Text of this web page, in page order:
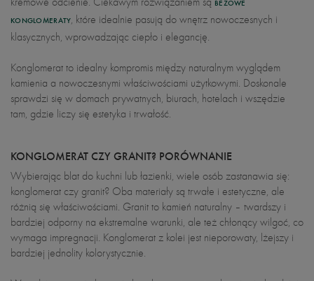
BEŻOWE
KONGLOMERATY
, które idealnie pasują do wnętrz nowoczesnych i
klasycznych, wprowadzając ciepło i elegancję.
Konglomerat to idealny kompromis między naturalnym wyglądem
kamienia a nowoczesnymi właściwościami użytkowymi. Doskonale
sprawdzi się w domach prywatnych, biurach, hotelach i wszędzie
tam, gdzie liczy się estetyka i trwałość.
KONGLOMERAT CZY GRANIT? PORÓWNANIE
Wybierając blat do kuchni lub łazienki, wiele osób zastanawia się:
konglomerat czy granit? Oba materiały są trwałe i estetyczne, ale
różnią się właściwościami. Granit to kamień naturalny – twardszy i
bardziej odporny na ekstremalne warunki, ale też chłonący wilgoć, co
wymaga impregnacji. Konglomerat z kolei jest nieporowaty, lżejszy i
bardziej jednolity kolorystycznie.